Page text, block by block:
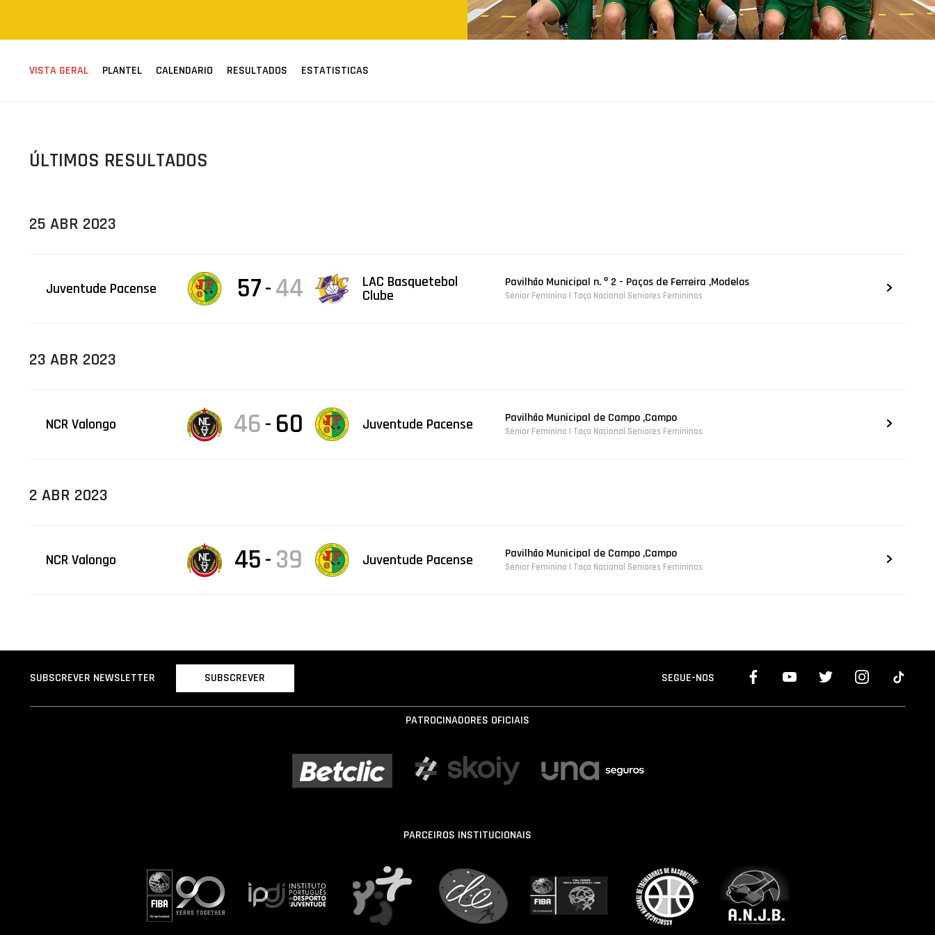
PROJETOS
VISTA GERAL PLANTEL CALENDARIO RESULTADOS ESTATISTICAS
ÚLTIMOS RESULTADOS
25 ABR 2023
Juventude Pacense 57- 44 LAC Basquetebol
Clube
Pavilhão Municipal n. º 2 - Paços de Ferreira ,Modelos
Sénior Feminino | Taça Nacional Seniores Femininos
23 ABR 2023
NCR Valongo 46 - 60 Juventude Pacense Pavilhão Municipal de Campo ,Campo
Sénior Feminino | Taça Nacional Seniores Femininos
2 ABR 2023
NCR Valongo 45 - 39 Juventude Pacense Pavilhão Municipal de Campo ,Campo
Sénior Feminino | Taça Nacional Seniores Femininos
SUBSCREVER NEWSLETTER SUBSCREVER SEGUE-NOS
PATROCINADORES OFICIAIS
PARCEIROS INSTITUCIONAIS